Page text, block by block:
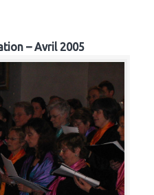
– Avril 2005